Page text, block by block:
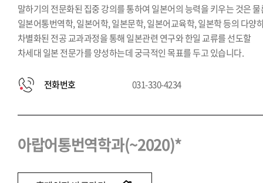
말하기의 전문화된 집중 강의를 통하여 일본어의 능력을 키우는 것은
일본어통번역학, 일본어학, 일본문학, 일본어교육학, 일본학 등의 다양
차별화된 전공 교과과정을 통해 일본관련 연구와 한일 교류를 선도할
차세대 일본 전문가를 양성하는데 궁극적인 목표를 두고 있습니다.
전화번호 031-330-4234
아랍어통번역학과(~2020)*